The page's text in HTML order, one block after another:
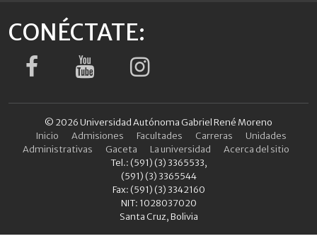
CONÉCTATE:
© 2026 Universidad Autónoma Gabriel René Moreno
Inicio
Admisiones Facultades Carreras
Unidades
Administrativas
Gaceta La universidad
Acerca del sitio
Tel.: (591) (3) 3365533,
(591) (3) 3365544
Fax: (591) (3) 3342160
NIT: 1028037020
Santa Cruz, Bolivia